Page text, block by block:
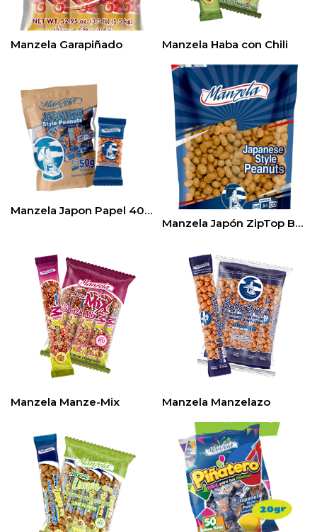
Manzela Garapiñado Manzela Haba con Chili
Manzela Japon Papel 40ct / 50gr
Manzela Japón ZipTop Bag 900gr
Manzela Manze-Mix Manzela Manzelazo